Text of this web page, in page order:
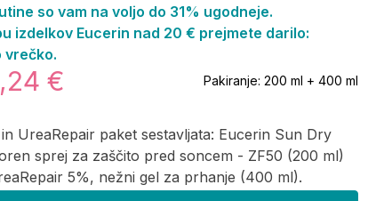
UreaRepair paket sestavljata: Eucerin Sun Dry
sprej za zaščito pred soncem - ZF50 (200 ml)
5%, nežni gel za prhanje (400 ml).
€ Pakiranje: 200 ml + 400 ml
so vam na voljo do 31% ugodneje.
izdelkov Eucerin nad 20 € prejmete darilo:
vrečko.